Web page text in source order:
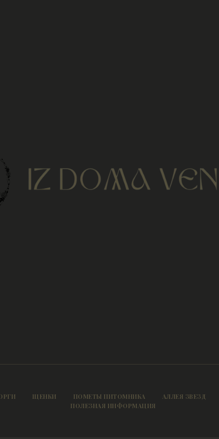
ЩЕНКИ ПОМЕТЫ ПИТОМНИКА
АЛЛЕЯ ЗВЕЗД
ПОЛЕЗНАЯ ИНФОРМАЦИЯ